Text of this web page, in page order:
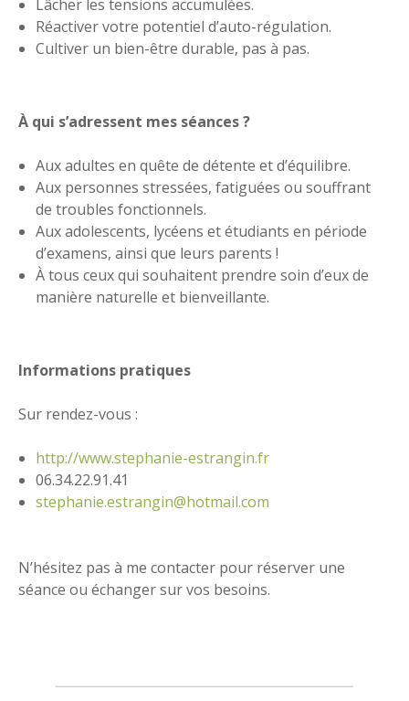
Lâcher les tensions accumulées.
Réactiver votre potentiel d’auto-régulation.
Cultiver un bien-être durable, pas à pas.
À qui s’adressent mes séances ?
Aux adultes en quête de détente et d’équilibre.
Aux personnes stressées, fatiguées ou souffrant
de troubles fonctionnels.
Aux adolescents, lycéens et étudiants en période
d’examens, ainsi que leurs parents !
À tous ceux qui souhaitent prendre soin d’eux de
manière naturelle et bienveillante.
Informations pratiques
Sur rendez-vous :
http://www.stephanie-estrangin.fr
06.34.22.91.41
stephanie.estrangin@hotmail.com
N’hésitez pas à me contacter pour réserver une
séance ou échanger sur vos besoins.